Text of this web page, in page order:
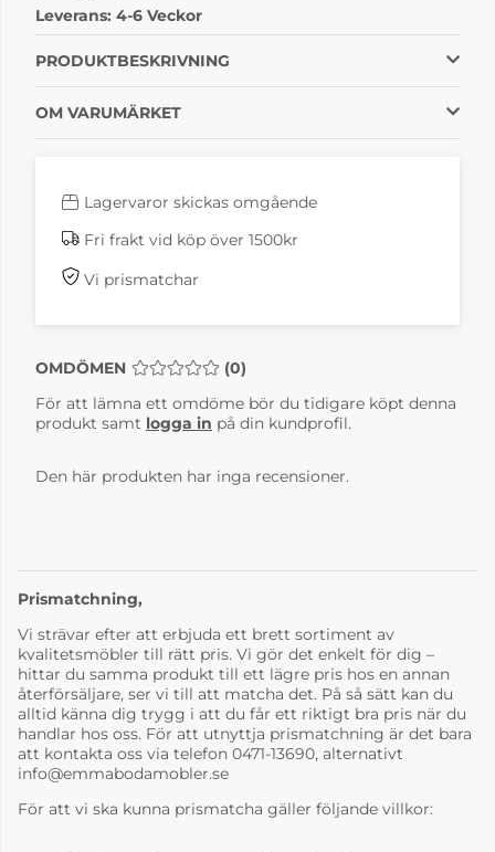
Läder Paloma Black
+1 700 kr
Läder Paloma
Chocolate
+1 700 kr
kr
+1 700 kr
kr
+1 700 kr
kr
Leverans: 4-6 Veckor
PRODUKTBESKRIVNING
OM VARUMÄRKET
Lagervaror skickas omgående
Fri frakt vid köp över 1500kr
Vi prismatchar
OMDÖMEN MEDELBETYG 0 AV 5 ANTAL BETYG 0
(0)
För att lämna ett omdöme bör du tidigare köpt denna
produkt samt logga in på din kundprofil.
Den här produkten har inga recensioner.
Prismatchning,
Vi strävar efter att erbjuda ett brett sortiment av
kvalitetsmöbler till rätt pris. Vi gör det enkelt för dig –
hittar du samma produkt till ett lägre pris hos en annan
återförsäljare, ser vi till att matcha det. På så sätt kan du
alltid känna dig trygg i att du får ett riktigt bra pris när du
handlar hos oss. För att utnyttja prismatchning är det bara
att kontakta oss via telefon 0471-13690, alternativt
info@emmabodamobler.se
För att vi ska kunna prismatcha gäller följande villkor: